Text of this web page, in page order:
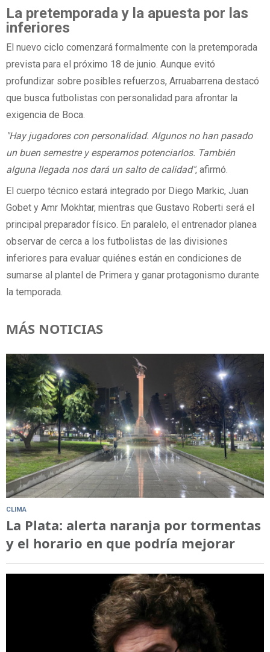
La pretemporada y la apuesta por las
inferiores
El nuevo ciclo comenzará formalmente con la pretemporada
prevista para el próximo 18 de junio. Aunque evitó
profundizar sobre posibles refuerzos, Arruabarrena destacó
que busca futbolistas con personalidad para afrontar la
exigencia de Boca.
"Hay jugadores con personalidad. Algunos no han pasado
un buen semestre y esperamos potenciarlos. También
alguna llegada nos dará un salto de calidad", afirmó.
El cuerpo técnico estará integrado por Diego Markic, Juan
Gobet y Amr Mokhtar, mientras que Gustavo Roberti será el
principal preparador físico. En paralelo, el entrenador planea
observar de cerca a los futbolistas de las divisiones
inferiores para evaluar quiénes están en condiciones de
sumarse al plantel de Primera y ganar protagonismo durante
la temporada.
MÁS NOTICIAS
CLIMA
La Plata: alerta naranja por tormentas
y el horario en que podría mejorar